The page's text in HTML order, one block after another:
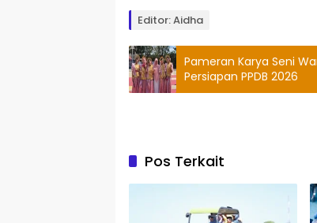
Editor: Aidha
Pameran Karya Seni
Persiapan PPDB 2026
Pos Terkait